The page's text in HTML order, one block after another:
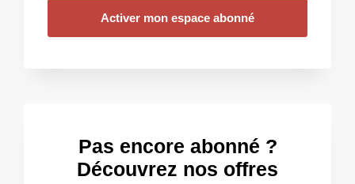
Activer mon espace abonné
Pas encore abonné ?
Découvrez nos offres